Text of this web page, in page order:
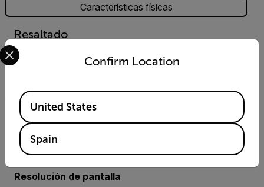
Características físicas
Resaltado
Resolución del detector
Sensibilidad térmica
<38 mK a 30 °C (86 °F)
Resolución de pantalla
Confirm Location
Select your preferred country and language from the
Available Locations
United States
Spain